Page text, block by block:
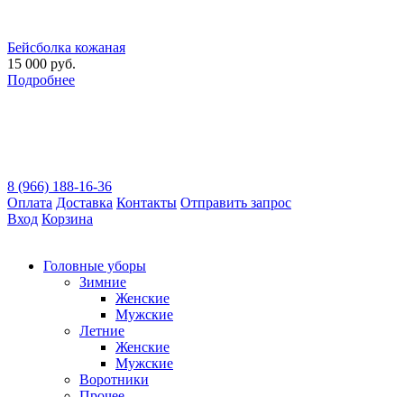
Бейсболка кожаная
15 000 руб.
Подробнее
8 (966) 188-16-36
Оплата Доставка Контакты Отправить запрос
Вход Корзина
Головные уборы
Зимние
Женские
Мужские
Летние
Женские
Мужские
Воротники